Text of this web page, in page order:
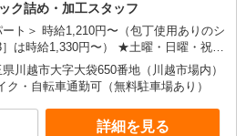
ク詰め・加工スタッフ
ート＞ 時給1,210円〜（包丁使用ありのシ
給1,330円〜） ★土曜・日曜・祝日
円UP！
川越市大字大袋650番地（川越市場内）
ク・自転車通勤可（無料駐車場あり）
詳細を見る